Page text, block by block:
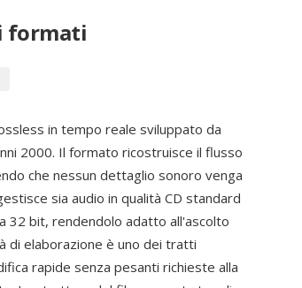
formati
in tempo reale sviluppato da
2000. Il formato ricostruisce il flusso
che nessun dettaglio sonoro venga
sia audio in qualità CD standard
32 bit, rendendolo adatto all'ascolto
di elaborazione è uno dei tratti
rapide senza pesanti richieste alla